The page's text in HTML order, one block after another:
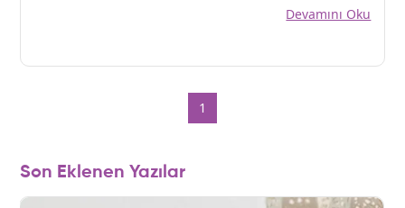
Devamını Oku
1
Son Eklenen Yazılar